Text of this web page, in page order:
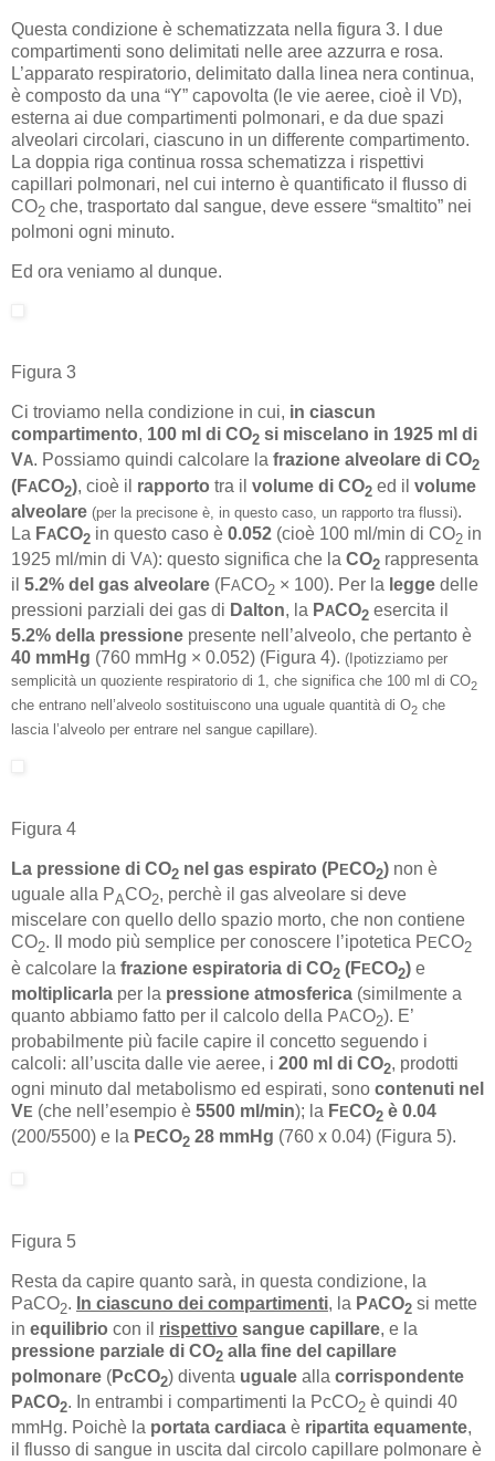
Questa condizione è schematizzata nella figura 3. I due
compartimenti sono delimitati nelle aree azzurra e rosa.
L’apparato respiratorio, delimitato dalla linea nera continua,
è composto da una “Y” capovolta (le vie aeree, cioè il VD),
esterna ai due compartimenti polmonari, e da due spazi
alveolari circolari, ciascuno in un differente compartimento.
La doppia riga continua rossa schematizza i rispettivi
capillari polmonari, nel cui interno è quantificato il flusso di
CO2 che, trasportato dal sangue, deve essere “smaltito” nei
polmoni ogni minuto.
Ed ora veniamo al dunque.
Figura 3
Ci troviamo nella condizione in cui, in ciascun
compartimento, 100 ml di CO2 si miscelano in 1925 ml di
VA. Possiamo quindi calcolare la frazione alveolare di CO2
(FACO2), cioè il rapporto tra il volume di CO2 ed il volume
alveolare (per la precisone è, in questo caso, un rapporto tra flussi).
La FACO2 in questo caso è 0.052 (cioè 100 ml/min di CO2 in
1925 ml/min di VA): questo significa che la CO2 rappresenta
il 5.2% del gas alveolare (FACO2 × 100). Per la legge delle
pressioni parziali dei gas di Dalton, la PACO2 esercita il
5.2% della pressione presente nell’alveolo, che pertanto è
40 mmHg (760 mmHg × 0.052) (Figura 4). (Ipotizziamo per
semplicità un quoziente respiratorio di 1, che significa che 100 ml di CO2
che entrano nell’alveolo sostituiscono una uguale quantità di O2 che
lascia l’alveolo per entrare nel sangue capillare).
Figura 4
La pressione di CO2 nel gas espirato (P ECO2) non è
uguale alla PACO2, perchè il gas alveolare si deve
miscelare con quello dello spazio morto, che non contiene
CO2. Il modo più semplice per conoscere l’ipotetica P ECO2
è calcolare la frazione espiratoria di CO2 (FECO2) e
moltiplicarla per la pressione atmosferica (similmente a
quanto abbiamo fatto per il calcolo della PACO2). E’
probabilmente più facile capire il concetto seguendo i
calcoli: all’uscita dalle vie aeree, i 200 ml di CO2, prodotti
ogni minuto dal metabolismo ed espirati, sono contenuti nel
VE (che nell’esempio è 5500 ml/min); la FECO2 è 0.04
(200/5500) e la P ECO2 28 mmHg (760 x 0.04) (Figura 5).
Figura 5
Resta da capire quanto sarà, in questa condizione, la
PaCO2. In ciascuno dei compartimenti, la PACO2 si mette
in equilibrio con il rispettivo sangue capillare, e la
pressione parziale di CO2 alla fine del capillare
polmonare (PcCO2) diventa uguale alla corrispondente
PACO2. In entrambi i compartimenti la PcCO2 è quindi 40
mmHg. Poichè la portata cardiaca è ripartita equamente,
il flusso di sangue in uscita dal circolo capillare polmonare è